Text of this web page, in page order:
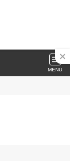
MENU